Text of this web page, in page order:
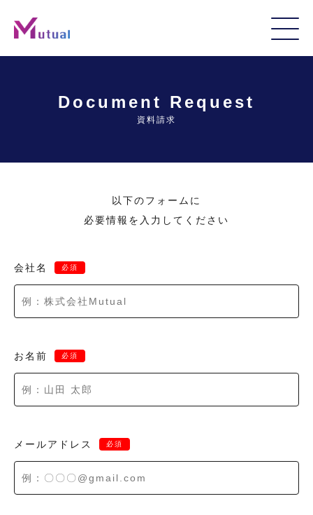
Document Request
資料請求
以下のフォームに
必要情報を入力してください
会社名 必須
お名前 必須
メールアドレス 必須